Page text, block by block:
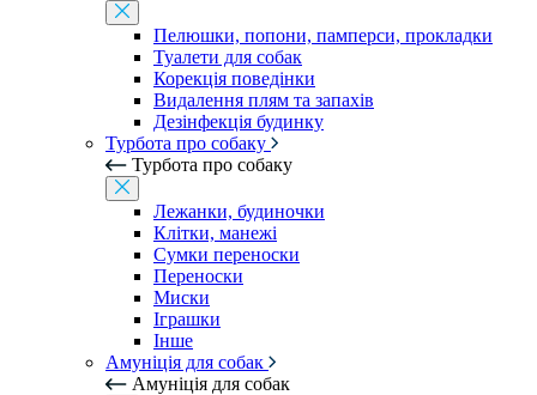
Пелюшки, попони, памперси, прокладки
Туалети для собак
Корекція поведінки
Видалення плям та запахів
Дезінфекція будинку
Турбота про собаку
Турбота про собаку
Лежанки, будиночки
Клітки, манежі
Сумки переноски
Переноски
Миски
Іграшки
Інше
Амуніція для собак
Амуніція для собак